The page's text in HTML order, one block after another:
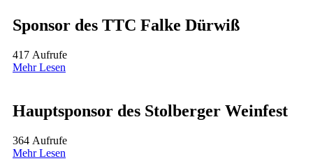
Sponsor des TTC Falke Dürwiß
417 Aufrufe
Mehr Lesen
Hauptsponsor des Stolberger Weinfest
364 Aufrufe
Mehr Lesen